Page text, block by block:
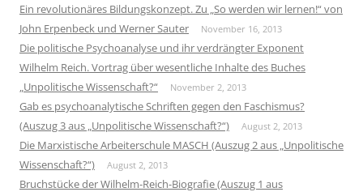
Ein revolutionäres Bildungskonzept. Zu „So werden wir lernen!“ von
John Erpenbeck und Werner Sauter
November 16, 2013
Die politische Psychoanalyse und ihr verdrängter Exponent
Wilhelm Reich. Vortrag über wesentliche Inhalte des Buches
„Unpolitische Wissenschaft?“
November 2, 2013
Gab es psychoanalytische Schriften gegen den Faschismus?
(Auszug 3 aus „Unpolitische Wissenschaft?“)
August 2, 2013
Die Marxistische Arbeiterschule MASCH (Auszug 2 aus „Unpolitische
Wissenschaft?“)
August 2, 2013
Bruchstücke der Wilhelm-Reich-Biografie (Auszug 1 aus